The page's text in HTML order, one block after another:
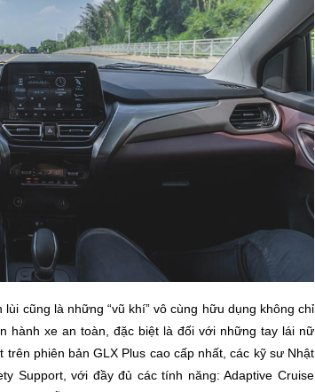
cũng là những “vũ khí” vô cùng hữu dụng không chỉ
hành xe an toàn, đặc biệt là đối với những tay lái nữ
phiên bản GLX Plus cao cấp nhất, các kỹ sư Nhật
Support, với đầy đủ các tính năng: Adaptive Cruise